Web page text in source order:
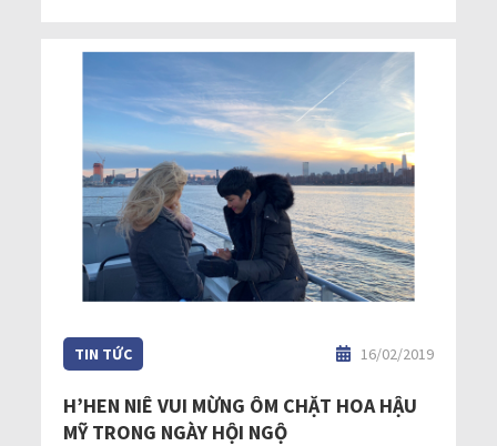
TIN TỨC 16/02/2019
H’HEN NIÊ VUI MỪNG ÔM CHẶT HOA HẬU
MỸ TRONG NGÀY HỘI NGỘ